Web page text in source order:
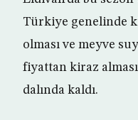
Türkiye genelinde
olması ve meyve
fiyattan kiraz
dalında kaldı.